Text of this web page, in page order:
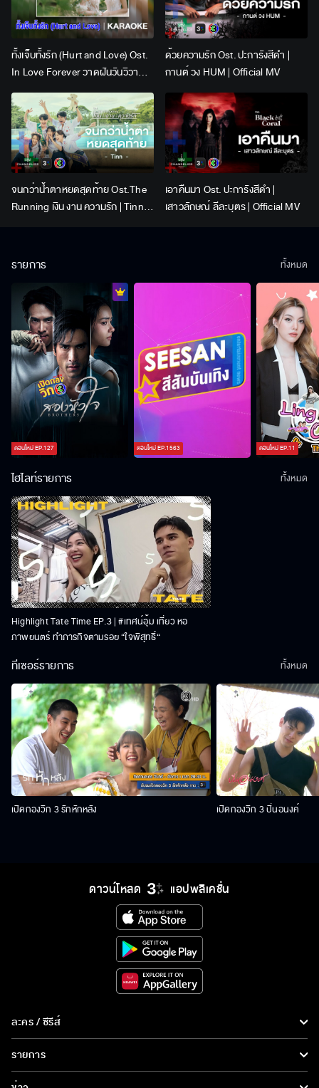
ทั้งเจ็บทั้งรัก (Hurt and Love) Ost.
In Love Forever วาดฝันวันวิวาห์ |
Lingling Kwong x Orm
Kornnaphat | Official Karaoke
ด้วยความรัก Ost. ปะการังสีดำ |
กานต์ วง HUM | Official MV
จนกว่าน้ำตาหยดสุดท้าย Ost.The
Running เงิน งาน ความรัก | Tinn |
เอาคืนมา Ost. ปะการังสีดำ |
เสาวลักษณ์ ลีละบุตร | Official MV
รายการ
ตอนใหม่EP.127 ตอนใหม่EP.1563 ตอนใหม่EP.11
ทั้งหมด
ไฮไลท์รายการ
Highlight Tate Time EP.3 | #เทศน์อุ้ม เที่ยว หอ
ภาพยนตร์ ทำภารกิจตามรอย “ใจพิสุทธิ์“
ทั้งหมด
ทีเซอร์รายการ
เปิดกองวิก 3 รักหักหลัง เปิดกองวิก 3 ปิ่นอนงค์
ทั้งหมด
ดาวน์โหลด แอปพลิเคชั่น
ละคร / ซีรีส์
ละคร/ซีรีส์
ซีรีส์นานาชาติ
รายการ
รายการทั้งหมด